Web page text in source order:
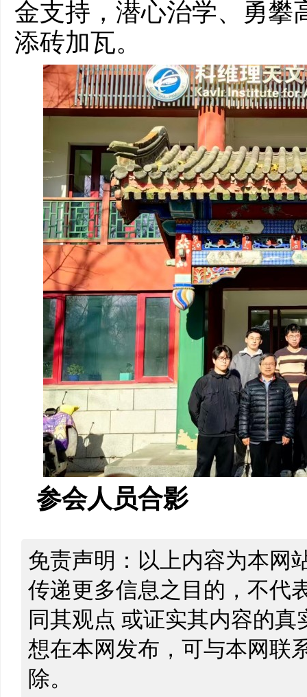
金支持，潜心治学、勇攀
添砖加瓦。
参会人员合影
免责声明：以上内容为本网
传递更多信息之目的，不代
同其观点 或证实其内容的
想在本网发布，可与本网联
除。